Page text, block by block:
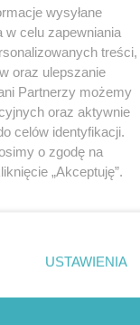
wysyłane
w celu zapewniania
treści,
oraz ulepszanie
Partnerzy możemy
oraz aktywnie
celów identyfikacji.
o zgodę na
„Akceptuję”.
prawo sprzeciwić
miały
USTAWIENIA